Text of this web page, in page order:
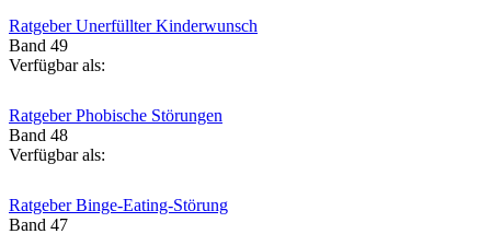
Ratgeber Unerfüllter Kinderwunsch
Band 49
Verfügbar als:
Ratgeber Phobische Störungen
Band 48
Verfügbar als:
Ratgeber Binge-Eating-Störung
Band 47